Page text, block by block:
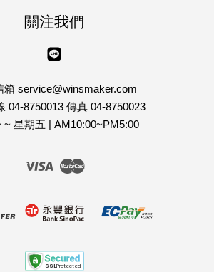
關注我們
箱 service@winsmaker.com
04-8750013 傳真 04-8750023
~ 星期五 | AM10:00~PM5:00
Visa Master